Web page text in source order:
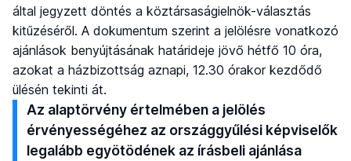
által jegyzett döntés a köztársaságielnök-választás
kitűzéséről. A dokumentum szerint a jelölésre vonatkozó
ajánlások benyújtásának határideje jövő hétfő 10 óra,
azokat a házbizottság aznapi, 12.30 órakor kezdődő
ülésén tekinti át.
Az alaptörvény értelmében a jelölés
érvényességéhez az országgyűlési képviselők
legalább egyötödének az írásbeli ajánlása